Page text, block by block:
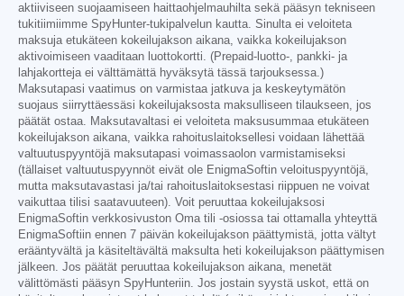
aktiiviseen suojaamiseen haittaohjelmauhilta sekä pääsyn tekniseen
tukitiimiimme SpyHunter-tukipalvelun kautta. Sinulta ei veloiteta
maksuja etukäteen kokeilujakson aikana, vaikka kokeilujakson
aktivoimiseen vaaditaan luottokortti. (Prepaid-luotto-, pankki- ja
lahjakortteja ei välttämättä hyväksytä tässä tarjouksessa.)
Maksutapasi vaatimus on varmistaa jatkuva ja keskeytymätön
suojaus siirryttäessäsi kokeilujaksosta maksulliseen tilaukseen, jos
päätät ostaa. Maksutavaltasi ei veloiteta maksusummaa etukäteen
kokeilujakson aikana, vaikka rahoituslaitoksellesi voidaan lähettää
valtuutuspyyntöjä maksutapasi voimassaolon varmistamiseksi
(tällaiset valtuutuspyynnöt eivät ole EnigmaSoftin veloituspyyntöjä,
mutta maksutavastasi ja/tai rahoituslaitoksestasi riippuen ne voivat
vaikuttaa tilisi saatavuuteen). Voit peruuttaa kokeilujaksosi
EnigmaSoftin verkkosivuston Oma tili -osiossa tai ottamalla yhteyttä
EnigmaSoftiin ennen 7 päivän kokeilujakson päättymistä, jotta vältyt
erääntyvältä ja käsiteltävältä maksulta heti kokeilujakson päättymisen
jälkeen. Jos päätät peruuttaa kokeilujakson aikana, menetät
välittömästi pääsyn SpyHunteriin. Jos jostain syystä uskot, että on